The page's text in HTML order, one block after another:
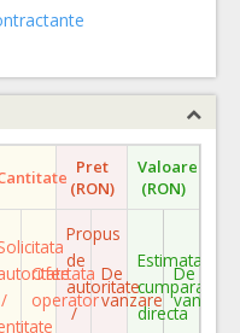
Pret
(RON)
Valoare
(RON)
/
Ofertata
operator
Propus
de
autoritate
/
De
vanzare
Estimata
cumparare
directa
De
vanzare